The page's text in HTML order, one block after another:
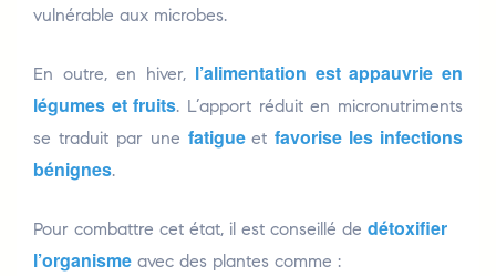
vulnérable aux microbes.
En outre, en hiver, l’alimentation est appauvrie en
légumes et fruits. L’apport réduit en micronutriments
se traduit par une fatigueetfavorise les infections
bénignes.
Pour combattre cet état, il est conseillé de détoxifier
l’organisme avec des plantes comme :